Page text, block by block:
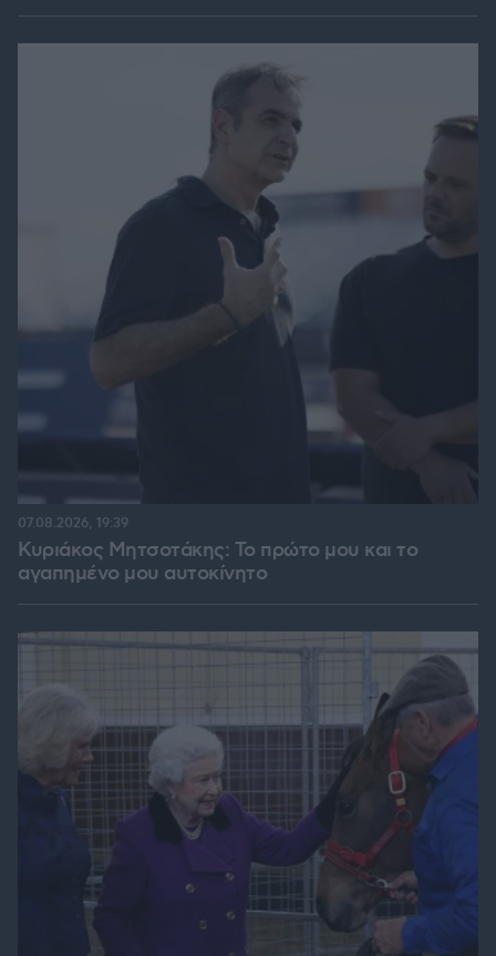
Κυριάκος Μητσοτάκης: Το πρώτο μου και το
αγαπημένο μου αυτοκίνητο
07.08.2026, 19:39